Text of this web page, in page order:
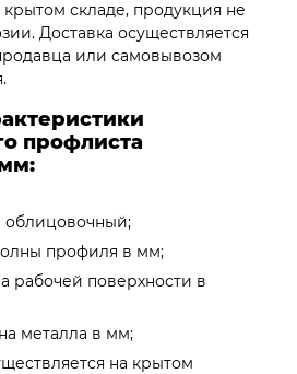
крытом складе, продукция не
Доставка осуществляется
или самовывозом
профлиста
профиля в мм;
рабочей поверхности в
металла в мм;
на крытом